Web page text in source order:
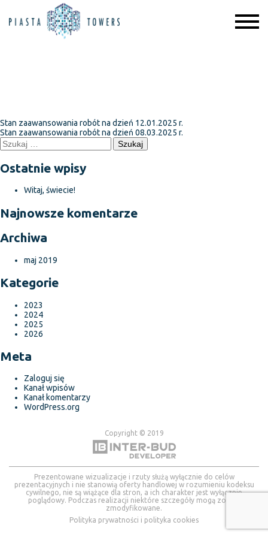
Nawigacja
wpisu
Stan zaawansowania robót na dzień 12.01.2025 r.
Stan zaawansowania robót na dzień 08.03.2025 r.
Szukaj:
Ostatnie wpisy
Witaj, świecie!
Najnowsze komentarze
Archiwa
maj 2019
Kategorie
2023
2024
2025
2026
Meta
Zaloguj się
Kanał wpisów
Kanał komentarzy
WordPress.org
Copyright © 2019
Prezentowane wizualizacje i rzuty służą wyłącznie do celów
prezentacyjnych i nie stanowią oferty handlowej w rozumieniu kodeksu
cywilnego, nie są wiążące dla stron, a ich charakter jest wyłącznie
poglądowy. Podczas realizacji niektóre szczegóły mogą zostać
zmodyfikowane.
Polityka prywatności i polityka cookies